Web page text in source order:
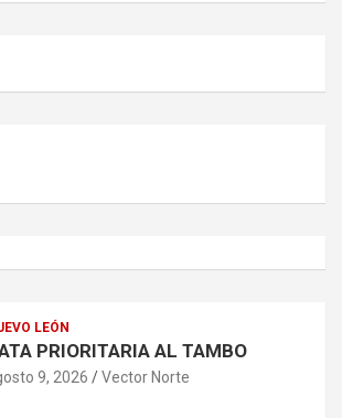
LEÓN
PRIORITARIA AL TAMBO
9, 2026 Vector Norte